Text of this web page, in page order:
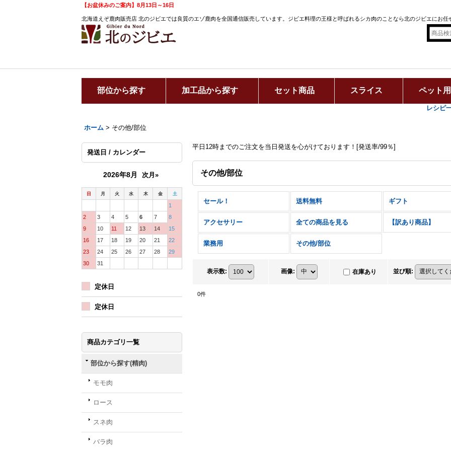
【お盆休みのご案内】8月13日～16日
北海道えぞ鹿肉販売店 北のジビエでは良質のエゾ鹿肉を全国通信販売しています。ジビエ料理の王様と呼ばれるシカ肉のことなら北のジビエにお任
部位から探す 加工品から探す セット商品 スライス ペット用
レシピ
ホーム > その他/部位
発送日 / カレンダー
2026年8月 次月»
日 月 火 水 木 金 土
1
2
3 4 5 6 7
8
9
10 11 12 13 14
15
16
17 18 19 20 21
22
23
24 25 26 27 28
29
30
31
定休日
定休日
商品カテゴリ一覧
部位から探す(精肉)
モモ肉
ロース
スネ肉
バラ肉
平日12時までのご注文を当日発送を心がけております！[発送率/99％]
その他/部位
セール！ 送料無料 ギフト
アクセサリー 全ての商品を見る 【訳あり商品】
業務用 その他/部位
表示数: 画像: 在庫あり 並び順:
0件